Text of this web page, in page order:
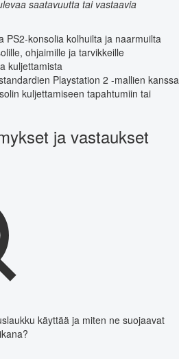
saatavuutta tai vastaavia
PS2-konsolia kolhuilta ja naarmuilta
ohjaimille ja tarvikkeille
kuljettamista
Playstation 2 -mallien kanssa
kuljettamiseen tapahtumiin tai
ja vastaukset
käyttää ja miten ne suojaavat